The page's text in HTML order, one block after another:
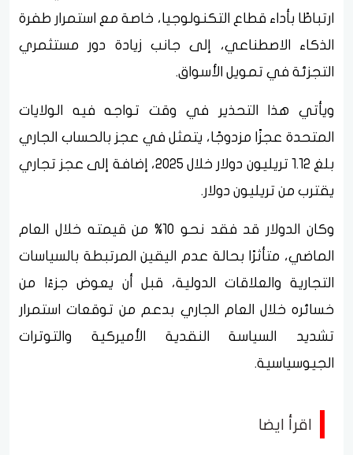
ارتباطًا بأداء قطاع التكنولوجيا، خاصة مع استمرار طفرة
الذكاء الاصطناعي، إلى جانب زيادة دور مستثمري
التجزئة في تمويل الأسواق.
ويأتي هذا التحذير في وقت تواجه فيه الولايات
المتحدة عجزًا مزدوجًا، يتمثل في عجز بالحساب الجاري
بلغ 1.12 تريليون دولار خلال 2025، إضافة إلى عجز تجاري
يقترب من تريليون دولار.
وكان الدولار قد فقد نحو 10% من قيمته خلال العام
الماضي، متأثرًا بحالة عدم اليقين المرتبطة بالسياسات
التجارية والعلاقات الدولية، قبل أن يعوض جزءًا من
خسائره خلال العام الجاري بدعم من توقعات استمرار
تشديد السياسة النقدية الأميركية والتوترات
الجيوسياسية.
اقرأ ايضا